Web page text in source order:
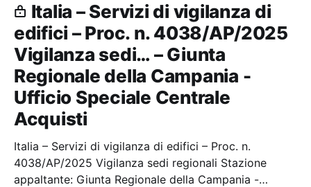
Italia – Servizi di vigilanza di
edifici – Proc. n. 4038/AP/2025
Vigilanza sedi… – Giunta
Regionale della Campania -
Ufficio Speciale Centrale
Acquisti
Italia – Servizi di vigilanza di edifici – Proc. n.
4038/AP/2025 Vigilanza sedi regionali Stazione
appaltante: Giunta Regionale della Campania -